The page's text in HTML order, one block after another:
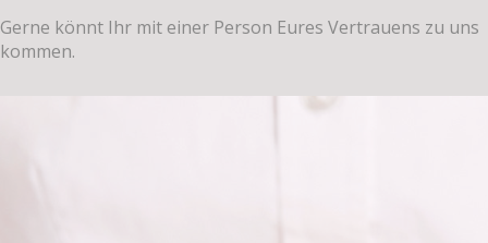
Gerne könnt Ihr mit einer Person Eures Vertrauens zu uns
kommen.